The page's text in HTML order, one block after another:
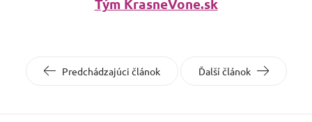
Tým KrasneVone.sk
Predchádzajúci článok Ďalší článok